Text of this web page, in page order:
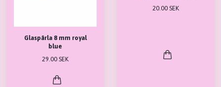
Glaspärla 8 mm royal
blue
29.00 SEK
20.00 SEK